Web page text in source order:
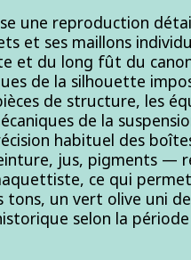
une reproduction
et ses maillons
et du long fût du
de la silhouette
de structure, les
de la
habituel des
jus, pigments —
ce qui
tons, un vert olive uni
selon la